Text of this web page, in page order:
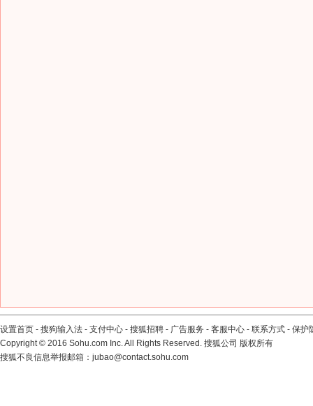
设置首页 - 搜狗输入法 - 支付中心 - 搜狐招聘 - 广告服务 - 客服中心 - 联系方式 - 保护
Copyright© 2016 Sohu.com Inc. All Rights Reserved. 搜狐公司 版权所有
搜狐不良信息举报邮箱： jubao@contact.sohu.com